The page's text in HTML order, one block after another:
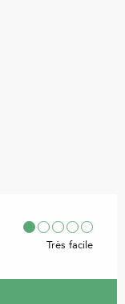
Très facile